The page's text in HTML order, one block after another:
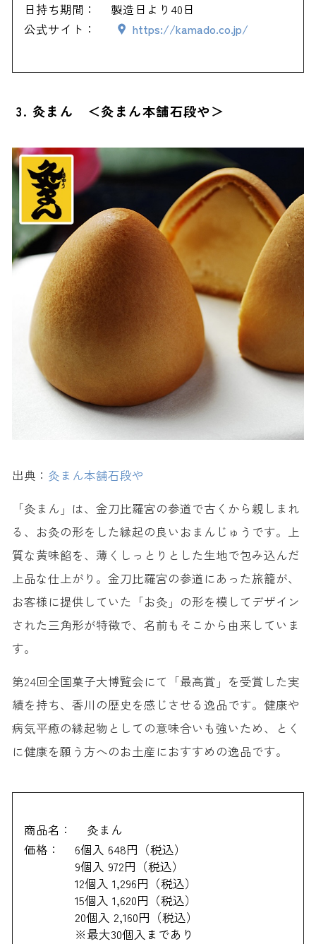
日持ち期間：
製造日より40日
公式サイト：
https://kamado.co.jp/
3. 灸まん ＜灸まん本舗石段や＞
出典： 灸まん本舗石段や
「灸まん」は、金刀比羅宮の参道で古くから親しまれ
る、お灸の形をした縁起の良いおまんじゅうです。上
質な黄味餡を、薄くしっとりとした生地で包み込んだ
上品な仕上がり。金刀比羅宮の参道にあった旅籠が、
お客様に提供していた「お灸」の形を模してデザイン
された三角形が特徴で、名前もそこから由来していま
す。
第24回全国菓子大博覧会にて「最高賞」を受賞した実
績を持ち、香川の歴史を感じさせる逸品です。健康や
病気平癒の縁起物としての意味合いも強いため、とく
に健康を願う方へのお土産におすすめの逸品です。
商品名：
灸まん
価格：
6個入 648円（税込）
9個入 972円（税込）
12個入 1,296円（税込）
15個入 1,620円（税込）
20個入 2,160円（税込）
※最大30個入まであり